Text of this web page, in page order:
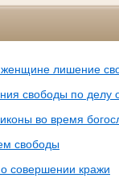
лишение
свободы по делу
во время
свободы
совершении кражи